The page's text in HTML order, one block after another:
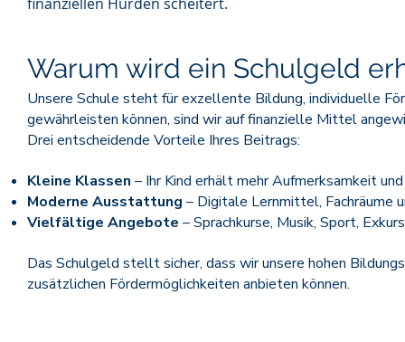
Warum wird ein Schulgeld
Unsere Schule steht für exzellente Bildung, individuelle
gewährleisten können, sind wir auf finanzielle Mittel
Drei entscheidende Vorteile Ihres Beitrags:
Kleine Klassen – Ihr Kind erhält mehr Aufmerksamkeit
Moderne Ausstattung – Digitale Lernmittel, Fachräume
Vielfältige Angebote – Sprachkurse, Musik, Sport,
Das Schulgeld stellt sicher, dass wir unsere hohen
zusätzlichen Fördermöglichkeiten anbieten können.